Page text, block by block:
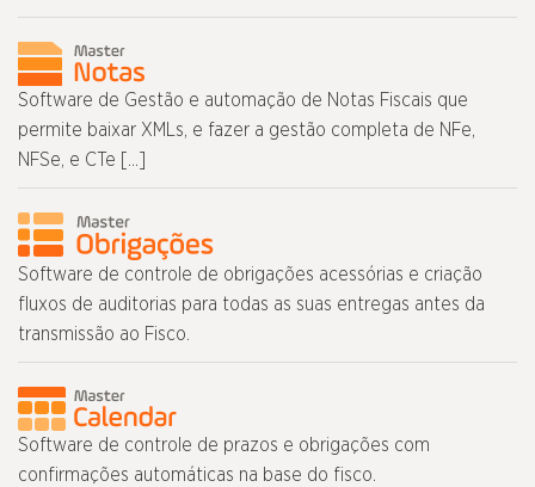
Software de Gestão e automação de Notas Fiscais que
permite baixar XMLs, e fazer a gestão completa de NFe,
NFSe, e CTe […]
Software de controle de obrigações acessórias e criação
fluxos de auditorias para todas as suas entregas antes da
transmissão ao Fisco.
Software de controle de prazos e obrigações com
confirmações automáticas na base do fisco.